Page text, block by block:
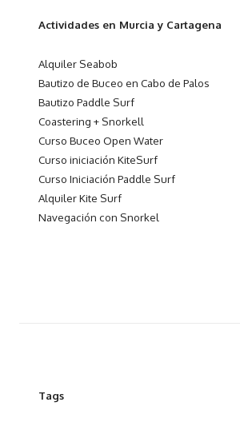
Actividades en Murcia y Cartagena
Alquiler Seabob
Bautizo de Buceo en Cabo de Palos
Bautizo Paddle Surf
Coastering + Snorkell
Curso Buceo Open Water
Curso iniciación KiteSurf
Curso Iniciación Paddle Surf
Alquiler Kite Surf
Navegación con Snorkel
Tags